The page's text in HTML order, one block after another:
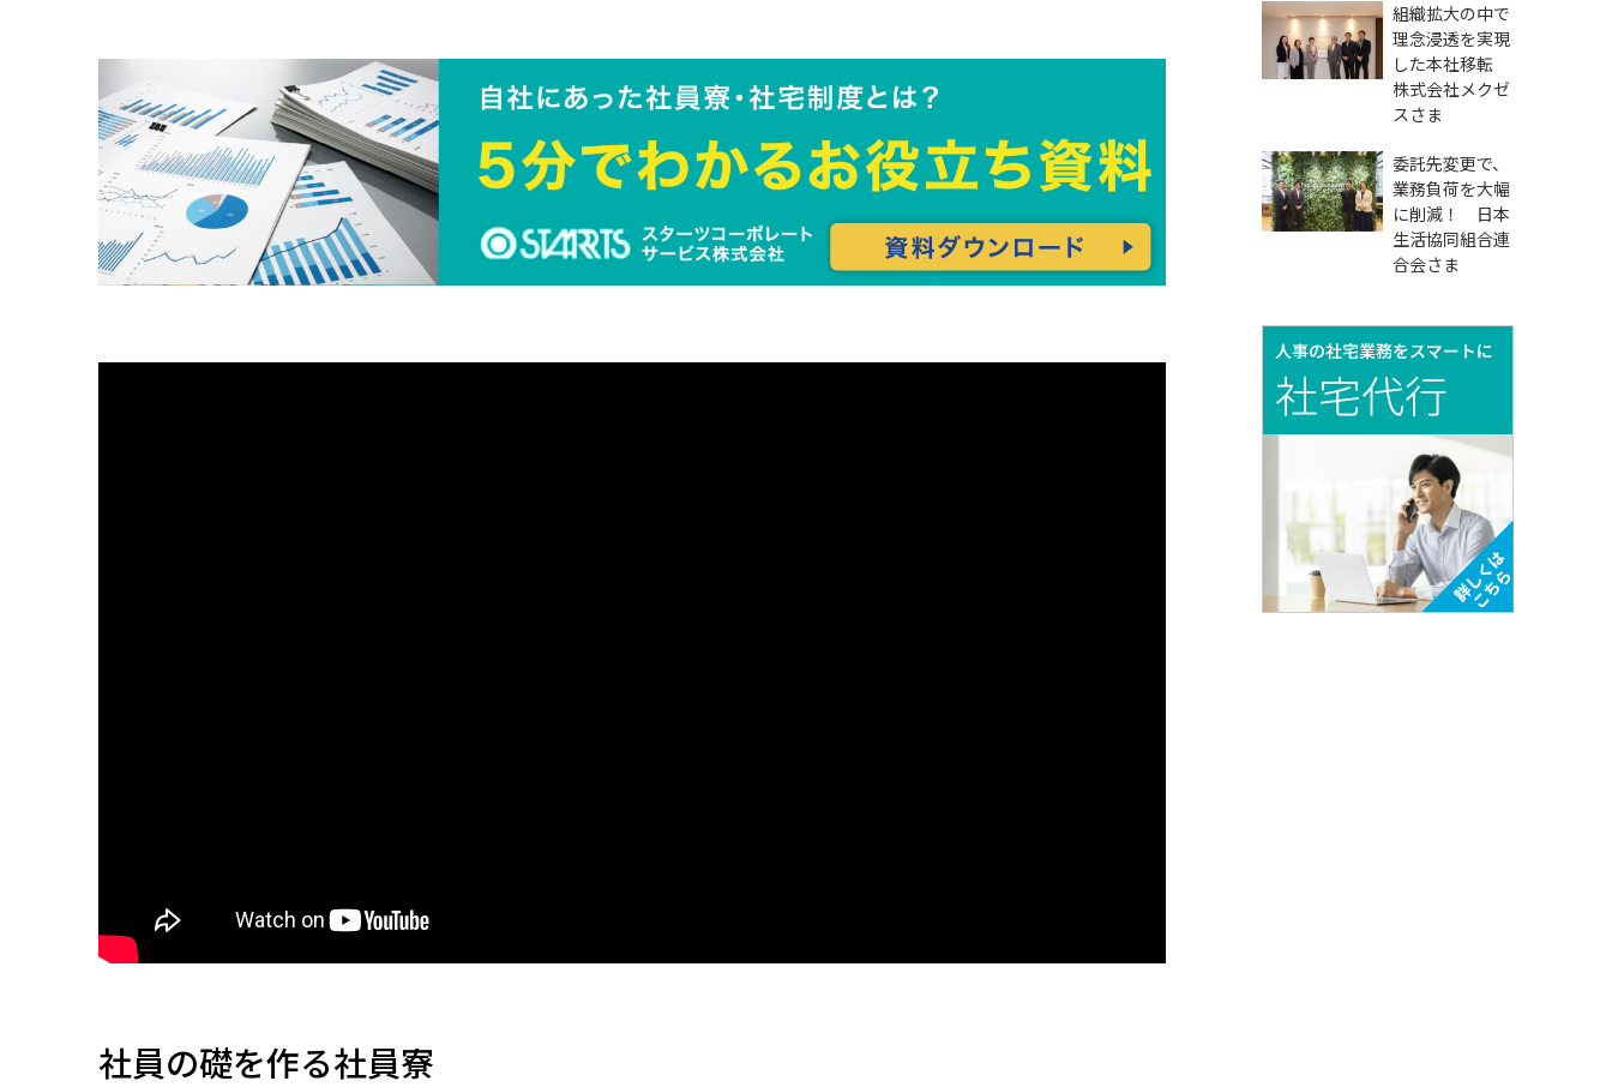
社員の礎を作る社員寮
組織拡大の中で
理念浸透を実現
した本社移転
株式会社メクゼ
スさま
委託先変更で、
業務負荷を大幅
に削減！ 日本
生活協同組合連
合会さま